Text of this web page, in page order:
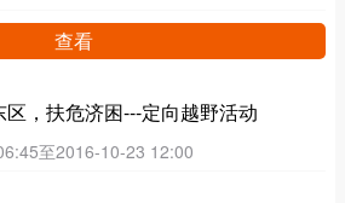
查看
区，扶危济困---定向越野活动
至2016-10-23 12:00